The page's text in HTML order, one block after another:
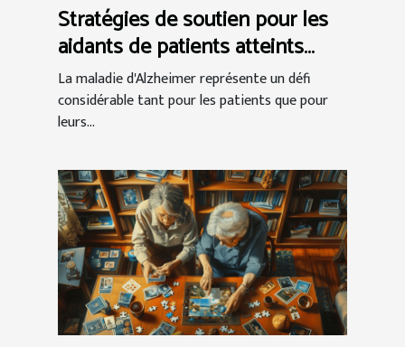
Stratégies de soutien pour les
aidants de patients atteints
d'Alzheimer
La maladie d'Alzheimer représente un défi
considérable tant pour les patients que pour
leurs...